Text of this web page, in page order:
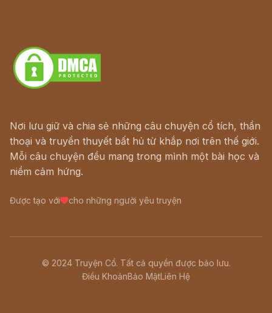
Nơi lưu giữ và chia sẻ những câu chuyện cổ tích, thần
thoại và truyền thuyết bất hủ từ khắp nơi trên thế giới.
Mỗi câu chuyện đều mang trong mình một bài học và
niềm cảm hứng.
Được tạo với cho những người yêu truyện
© 2024 Truyện Cổ. Tất cả quyền được bảo lưu.
Điều KhoảnBảo MậtLiên Hệ